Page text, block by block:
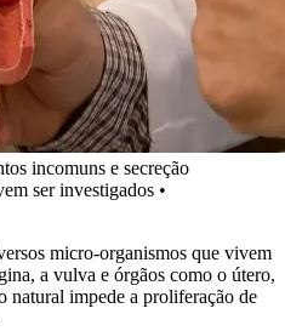
incomuns e secreção
ser investigados •
micro-organismos que vivem
a vulva e órgãos como o útero,
natural impede a proliferação de